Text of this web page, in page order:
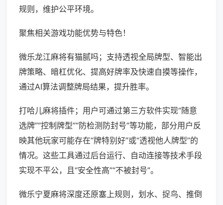
规则，维护公平环境。
聚焦相关游戏功能优势与特色！
微乐龙江麻将有猫腻吗；支持透视全局牌型、智能出
牌策略、暗杠优化、提高好牌率及快速自摸等操作，
通过AI算法调整牌局结果，提升胜率。
打哈儿麻将插件；用户可通过第三方软件实现“随意
选牌”“控制牌型”“防检测防封号”等功能，部分用户反
映其他玩家可能存在“牌特别好”或“透视他人牌型”的
情况。这些工具通过后台运行、自动连接等技术手段
实现不平公，且“安全性高”“不被封号”。
微乐宁夏麻将深度还原塞上规则，划水、捉鸟、推倒